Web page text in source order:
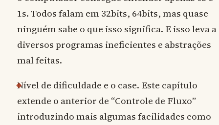
1s. Todos falam em 32bits, 64bits, mas quase
ninguém sabe o que isso significa. E isso leva a
diversos programas ineficientes e abstrações
mal feitas.
Nível de dificuldade e o case. Este capítulo
extende o anterior de “Controle de Fluxo”
introduzindo mais algumas facilidades como